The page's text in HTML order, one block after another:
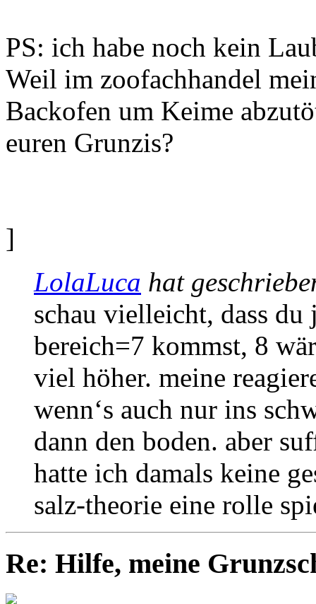
PS: ich habe noch kein
Weil im zoofachhandel
Backofen um Keime
euren Grunzis?
]
LolaLuca hat
schau vielleicht, dass
bereich=7 kommst, 8
viel höher. meine
wenn‘s auch nur ins
dann den boden. aber
hatte ich damals keine
salz-theorie eine rolle
Re: Hilfe, meine